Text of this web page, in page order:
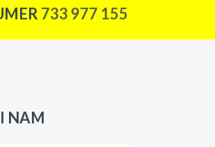
733 977 155
NAM